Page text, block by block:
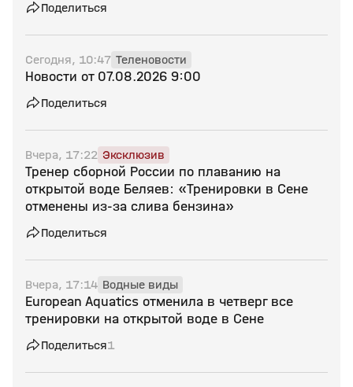
Поделиться
Сегодня, 10:47 Теленовости
Новости от 07.08.2026 9:00
Поделиться
Вчера, 17:22 Эксклюзив
Тренер сборной России по плаванию на
открытой воде Беляев: «Тренировки в Сене
отменены из‑за слива бензина»
Поделиться
Вчера, 17:14 Водные виды
European Aquatics отменила в четверг все
тренировки на открытой воде в Сене
Поделиться1